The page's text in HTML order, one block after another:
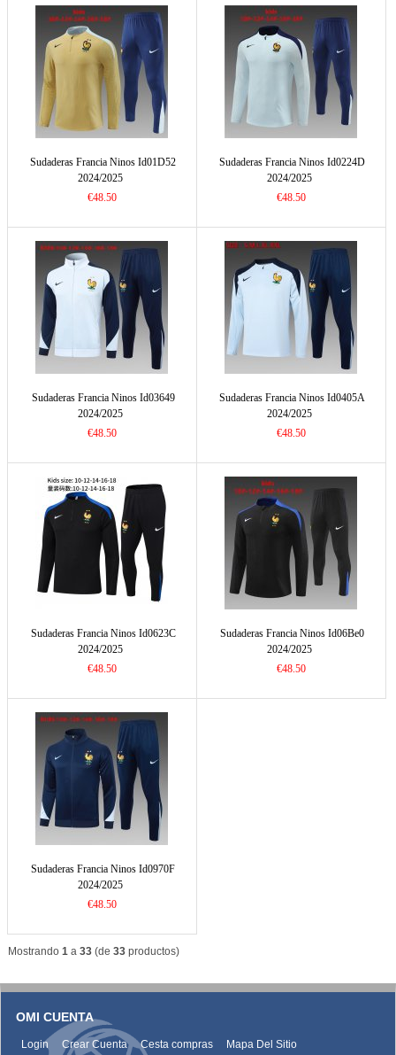
Sudaderas Francia Ninos Id01D52
2024/2025
€48.50
Sudaderas Francia Ninos Id0224D
2024/2025
€48.50
Sudaderas Francia Ninos Id03649
2024/2025
€48.50
Sudaderas Francia Ninos Id0405A
2024/2025
€48.50
Sudaderas Francia Ninos Id0623C
2024/2025
€48.50
Sudaderas Francia Ninos Id06Be0
2024/2025
€48.50
Sudaderas Francia Ninos Id0970F
2024/2025
€48.50
Mostrando 1a 33(de 33productos)
OMI CUENTA
Login Crear Cuenta Cesta compras Mapa Del Sitio